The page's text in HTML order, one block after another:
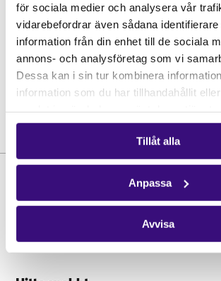
för sociala medier och analysera vår
vidarebefordrar även sådana
information från din enhet till de sociala
annons- och analysföretag som vi
Dessa kan i sin tur kombinera
information som du har tillhandahållit
Tillåt alla
Anpassa
Avvisa